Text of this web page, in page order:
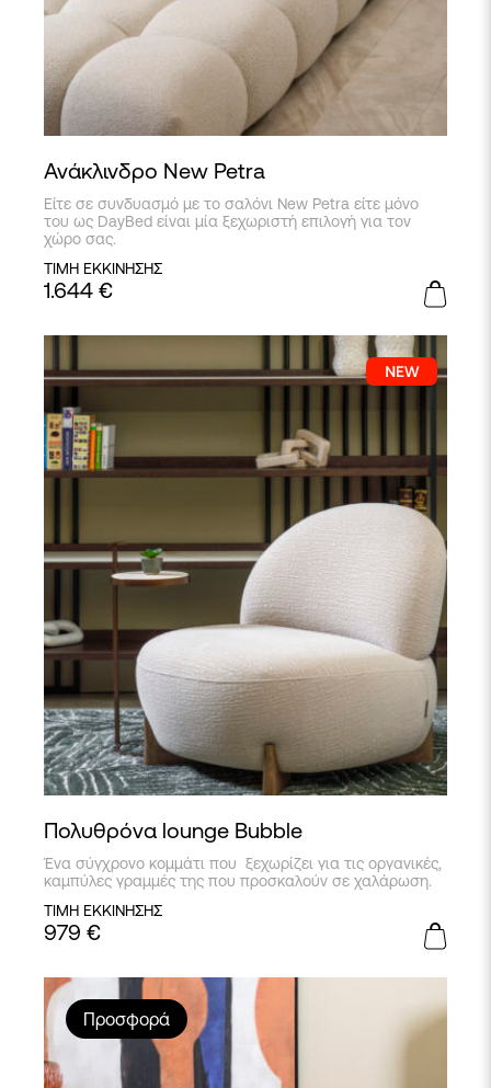
Ανάκλινδρο New Petra
Είτε σε συνδυασμό με το σαλόνι New Petra είτε μόνο
του ως DayBed είναι μία ξεχωριστή επιλογή για τον
χώρο σας.
ΤΙΜΗ ΕΚΚΙΝΗΣΗΣ
1.644 €
Πολυθρόνα lounge Bubble
Ένα σύγχρονο κομμάτι που ξεχωρίζει για τις οργανικές,
καμπύλες γραμμές της που προσκαλούν σε χαλάρωση.
ΤΙΜΗ ΕΚΚΙΝΗΣΗΣ
979 €
Προσφορά